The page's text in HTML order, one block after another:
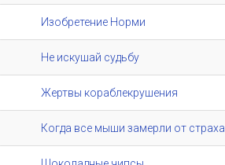
Изобретение Норми
Не искушай судьбу
Жертвы кораблекрушения
Когда все мыши замерли от страха